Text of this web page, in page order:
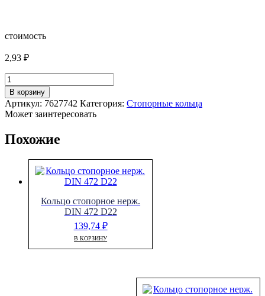
стоимость
2,93 ₽
Количество
товара
Кольцо
стопорное
сталь
471
В корзину
Артикул: 7627742 Категория: Стопорные кольца
Может заинтересовать
Похожие
Кольцо стопорное нерж.
DIN 472 D22
139,74 ₽
В КОРЗИНУ